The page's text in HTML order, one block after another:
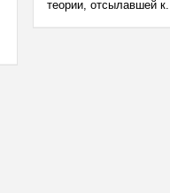
теории, отсылавшей